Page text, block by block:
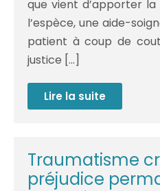
que vient d’apporter la
l’espèce, une aide-
patient à coup de
justice […]
Lire la suiteRéparation du
préjudice
imminente
en
cas
de
Traumatisme
préjudice